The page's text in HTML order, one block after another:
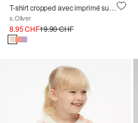
T-shirt cropped avec imprimé sur le devant
s.Oliver
8.95 CHF19.90 CHF